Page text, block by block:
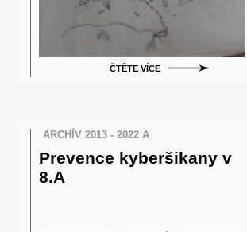
ČTĚTE VÍCE
ARCHÍV 2013 - 2022 A
Prevence kyberšikany v
8.A